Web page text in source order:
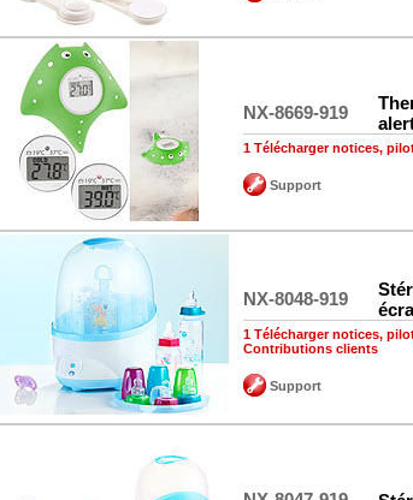
NX-8669-919
1 Télécharger notices,
Support
NX-8048-919
1 Télécharger notices,
Contributions clients
Support